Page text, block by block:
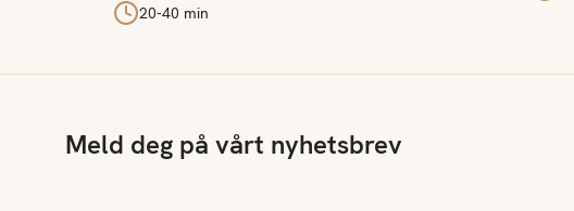
20-40 min
Meld deg på vårt nyhetsbrev